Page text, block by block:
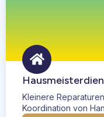
Kleinere
Koordination von